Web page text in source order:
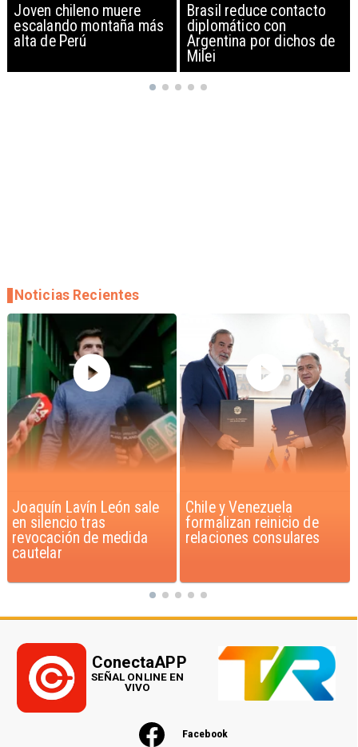
Brasil reduce contacto
diplomático con
Argentina por dichos de
China restringe
exportación de drones a
EEUU y sanciona
empresas
Chile y Venezuela
formalizan reinicio de
relaciones consulares
Feriantes rechazan
dichos de Camila Flores
sobre Fabiola Campillai
Noticias Recientes
Facebook
ConectaAPP
SEÑAL ONLINE EN
VIVO